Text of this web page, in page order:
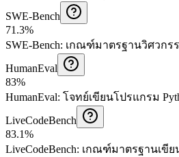
SWE-Bench
71.3%
SWE-Bench: เกณฑ์มาตรฐานวิศวกร
HumanEval
83%
HumanEval: โจทย์เขียนโปรแกรม
LiveCodeBench
83.1%
LiveCodeBench: เกณฑ์มาตรฐานเขี